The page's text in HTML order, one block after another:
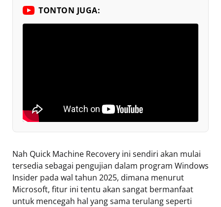
TONTON JUGA:
Nah Quick Machine Recovery ini sendiri akan mulai
tersedia sebagai pengujian dalam program Windows
Insider pada wal tahun 2025, dimana menurut
Microsoft, fitur ini tentu akan sangat bermanfaat
untuk mencegah hal yang sama terulang seperti